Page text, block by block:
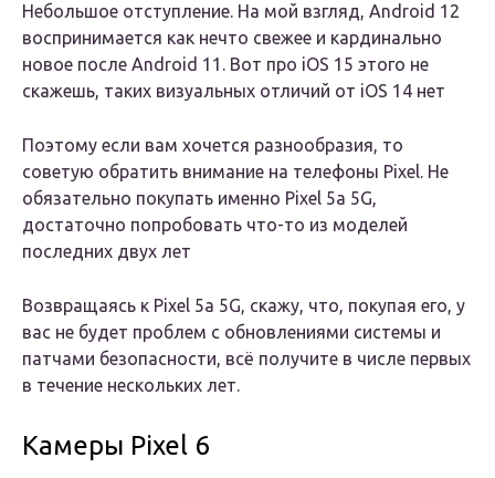
Небольшое отступление. На мой взгляд, Android 12
воспринимается как нечто свежее и кардинально
новое после Android 11. Вот про iOS 15 этого не
скажешь, таких визуальных отличий от iOS 14 нет
Поэтому если вам хочется разнообразия, то
советую обратить внимание на телефоны Pixel. Не
обязательно покупать именно Pixel 5a 5G,
достаточно попробовать что-то из моделей
последних двух лет
Возвращаясь к Pixel 5a 5G, скажу, что, покупая его, у
вас не будет проблем с обновлениями системы и
патчами безопасности, всё получите в числе первых
в течение нескольких лет.
Камеры Pixel 6